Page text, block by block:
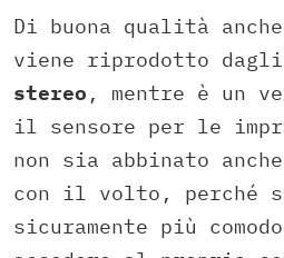
Di buona qualità
viene riprodotto dagli
stereo , mentre è un
il sensore per le
non sia abbinato
con il volto, perché
sicuramente più